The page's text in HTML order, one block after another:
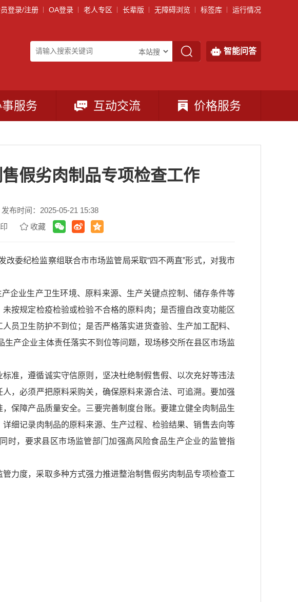
登录/注册 OA登录 老人专区 长辈版 无障碍浏览 标签库 运行情况
智能问答
服务 互动交流 价格服务
假劣肉制品专项检查工作
发布时间：2025-05-21 15:38
收藏
委纪检监察组联合市市场监管局采取“四不两直”形式，对我市
企业生产卫生环境、原料来源、生产关键点控制、储存条件等
按规定检疫检验或检验不合格的原料肉；是否擅自改变功能区
员卫生防护不到位；是否严格落实进货查验、生产加工配料、
产企业主体责任落实不到位等问题，现场移交所在县区市场监
准，遵循诚实守信原则，坚决杜绝制假售假、以次充好等违法
，必须严把原料采购关，确保原料来源合法、可追溯。要加强
保障产品质量安全。三要完善制度台账。要建立健全肉制品生
细记录肉制品的原料来源、生产过程、检验结果、销售去向等
时，要求县区市场监管部门加强高风险食品生产企业的监管指
力度，采取多种方式强力推进整治制售假劣肉制品专项检查工